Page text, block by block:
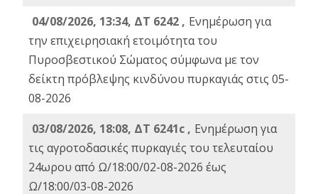
04/08/2026, 13:34, ΔΤ 6242 , Ενημέρωση για
την επιχειρησιακή ετοιμότητα του
Πυροσβεστικού Σώματος σύμφωνα με τον
δείκτη πρόβλεψης κινδύνου πυρκαγιάς στις 05-
08-2026
03/08/2026, 18:08, ΔΤ 6241c , Ενημέρωση για
τις αγροτοδασικές πυρκαγιές του τελευταίου
24ωρου από Ω/18:00/02-08-2026 έως
Ω/18:00/03-08-2026